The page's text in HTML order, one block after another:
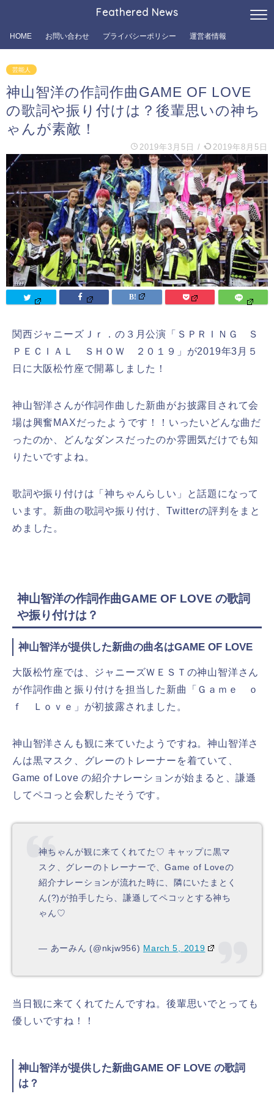
Feathered News
HOME お問い合わせ プライバシーポリシー 運営者情報
芸能人
神山智洋の作詞作曲GAME OF LOVE
の歌詞や振り付けは？後輩思いの神ち
ゃんが素敵！
2019年3月5日 / 2019年8月5日
関西ジャニーズＪｒ．の３月公演「ＳＰＲＩＮＧ Ｓ
ＰＥＣＩＡＬ ＳＨＯＷ ２０１９」が2019年3月５
日に大阪松竹座で開幕しました！
神山智洋さんが作詞作曲した新曲がお披露目されて会
場は興奮MAXだったようです！！いったいどんな曲だ
ったのか、どんなダンスだったのか雰囲気だけでも知
りたいですよね。
歌詞や振り付けは「神ちゃんらしい」と話題になって
います。新曲の歌詞や振り付け、Twitterの評判をまと
めました。
神山智洋の作詞作曲GAME OF LOVE の歌詞
や振り付けは？
神山智洋が提供した新曲の曲名はGAME OF LOVE
大阪松竹座では、ジャニーズＷＥＳＴの神山智洋さん
が作詞作曲と振り付けを担当した新曲「Ｇａｍｅ ｏ
ｆ Ｌｏｖｅ」が初披露されました。
神山智洋さんも観に来ていたようですね。神山智洋さ
んは黒マスク、グレーのトレーナーを着ていて、
Game of Love の紹介ナレーションが始まると、謙遜
してペコっと会釈したそうです。
神ちゃんが観に来てくれてた♡ キャップに黒マ
スク、グレーのトレーナーで、Game of Loveの
紹介ナレーションが流れた時に、隣にいたまとく
ん(?)が拍手したら、謙遜してペコッとする神ち
ゃん♡
— あーみん (@nkjw956) March 5, 2019
当日観に来てくれてたんですね。後輩思いでとっても
優しいですね！！
神山智洋が提供した新曲GAME OF LOVE の歌詞
は？